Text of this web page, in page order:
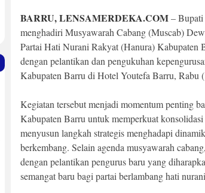
BARRU, LENSAMERDEKA.COM–
menghadiri Musyawarah Cabang (Muscab)
Partai Hati Nurani Rakyat (Hanura) Kabupaten
dengan pelantikan dan pengukuhan
Kabupaten Barru di Hotel Youtefa Barru, Rabu
Kegiatan tersebut menjadi momentum penting
Kabupaten Barru untuk memperkuat
menyusun langkah strategis menghadapi
berkembang. Selain agenda musyawarah
dengan pelantikan pengurus baru yang
semangat baru bagi partai berlambang hati